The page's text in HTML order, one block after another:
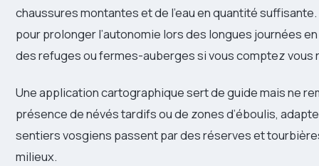
chaussures montantes et de l’eau en quantité
pour prolonger l’autonomie lors des longues journées en
des refuges ou fermes-auberges si vous comptez vous
Une application cartographique sert de guide mais ne
présence de névés tardifs ou de zones d’éboulis,
sentiers vosgiens passent par des réserves et
milieux.